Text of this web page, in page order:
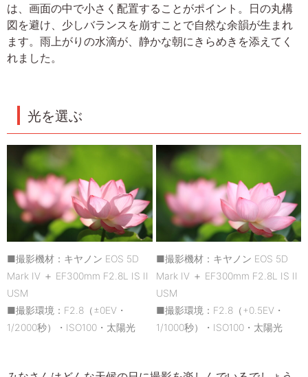
は、画面の中で小さく配置することがポイント。日の丸構
図を避け、少しバランスを崩すことで自然な余韻が生まれ
ます。雨上がりの水滴が、静かな朝にきらめきを添えてく
れました。
光を選ぶ
■撮影機材：キヤノン EOS 5D
Mark IV ＋ EF300mm F2.8L IS II
USM
■撮影環境：F2.8（±0EV・
1/2000秒）・ISO100・太陽光
■撮影機材：キヤノン EOS 5D
Mark IV ＋ EF300mm F2.8L IS II
USM
■撮影環境：F2.8（+0.5EV・
1/1000秒）・ISO100・太陽光